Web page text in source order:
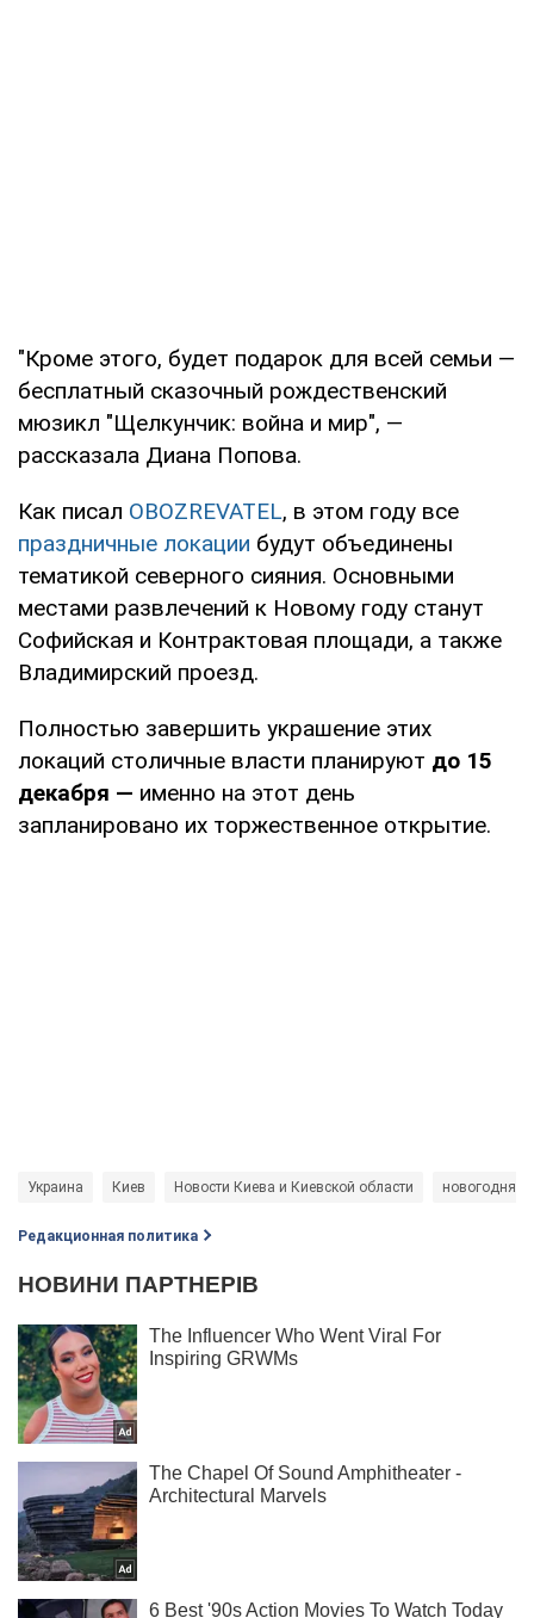
"Кроме этого, будет подарок для всей семьи —
бесплатный сказочный рождественский
мюзикл "Щелкунчик: война и мир", —
рассказала Диана Попова.
Как писал OBOZREVATEL, в этом году все
праздничные локации будут объединены
тематикой северного сияния. Основными
местами развлечений к Новому году станут
Софийская и Контрактовая площади, а также
Владимирский проезд.
Полностью завершить украшение этих
локаций столичные власти планируют до 15
декабря — именно на этот день
запланировано их торжественное открытие.
Украина Киев Новости Киева и Киевской области новогодняя
Редакционная политика